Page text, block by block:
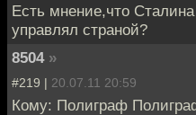
Есть мнение,что
управлял страной?
8504 »
#219 | 20.07.11 20:59
Кому: Полиграф